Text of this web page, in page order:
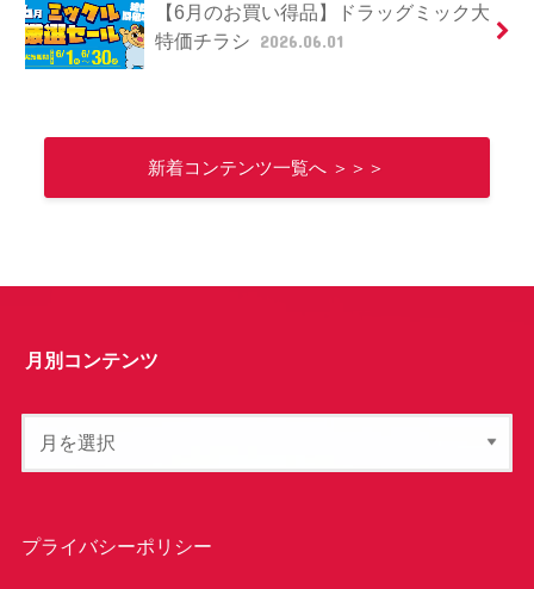
【6月のお買い得品】ドラッグミック大
特価チラシ 2026.06.01
新着コンテンツ一覧へ ＞＞＞
月別コンテンツ
プライバシーポリシー